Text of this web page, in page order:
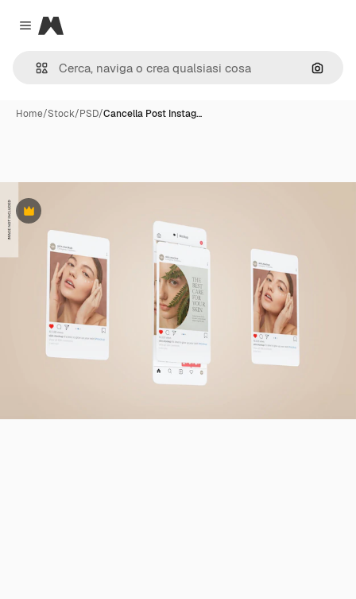
Close menu
Magnific
Cerca
Home/Stock/PSD/Cancella Post Instag…
Premium